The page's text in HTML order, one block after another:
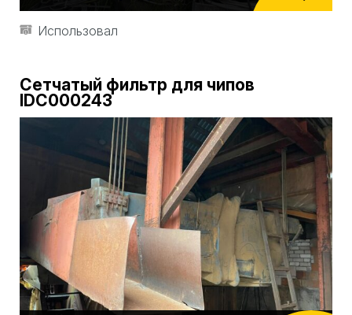
Использовал
Сетчатый фильтр для чипов
IDC000243